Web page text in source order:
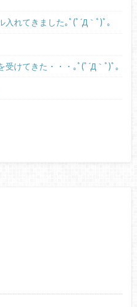
入れてきました｡ﾟ(ﾟ´Д｀ﾟ)ﾟ｡
受けてきた・・・｡ﾟ(ﾟ´Д｀ﾟ)ﾟ｡